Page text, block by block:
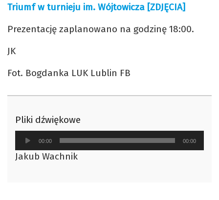
Triumf w turnieju im. Wójtowicza [ZDJĘCIA]
Prezentację zaplanowano na godzinę 18:00.
JK
Fot. Bogdanka LUK Lublin FB
Pliki dźwiękowe
Odtwarzacz
plików
dźwiękowych
00:00 00:00
Jakub Wachnik